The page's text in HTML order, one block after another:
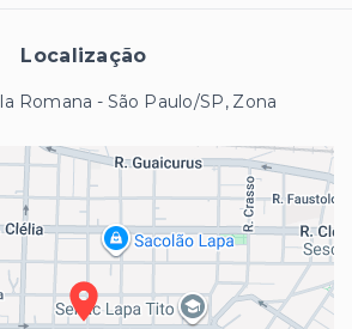
Localização
Romana - São Paulo/SP, Zona